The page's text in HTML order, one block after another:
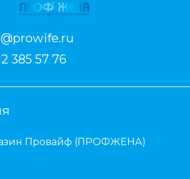
385 57 76
Провайф (ПРОФЖЕНА)